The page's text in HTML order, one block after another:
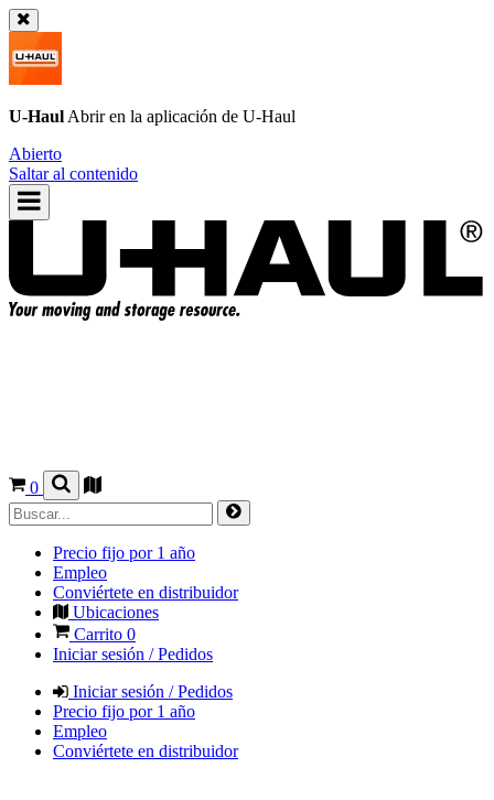
U-Haul Abrir en la aplicación de U-Haul
Abierto
Saltar al contenido
0
Precio fijo por 1 año
Empleo
Conviértete en distribuidor
Ubicaciones
Carrito 0
Iniciar sesión / Pedidos
Iniciar sesión / Pedidos
Precio fijo por 1 año
Empleo
Conviértete en distribuidor